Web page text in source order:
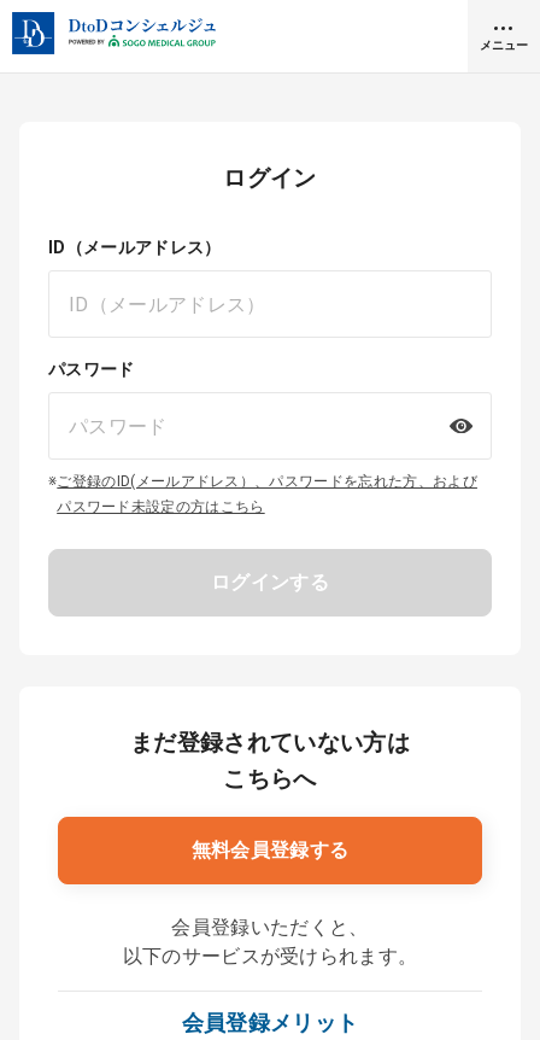
メニュー
DtoDとは
お問合せ
医院の譲渡・売却をお考えの方
採用をお考えの医療機関の方
ログイン
ID（メールアドレス）
パスワード
※ご登録のID(メールアドレス）、パスワードを忘れた方、および
パスワード未設定の方はこちら
ログインする
まだ登録されていない方は
こちらへ
無料会員登録する
会員登録いただくと、
以下のサービスが受けられます。
会員登録メリット